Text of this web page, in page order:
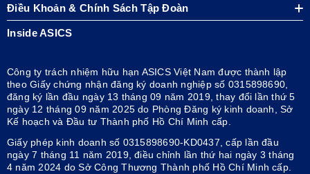
Điều Khoản & Chính Sách Tập Đoàn
Inside ASICS
Công ty trách nhiệm hữu hạn ASICS Việt Nam được thành lập
theo Giấy chứng nhận đăng ký doanh nghiệp số 0315898690,
đăng ký lần đầu ngày 13 tháng 09 năm 2019, thay đổi lần thứ 5
ngày 12 tháng 09 năm 2025 do Phòng Đăng ký kinh doanh, Sở
Kế hoạch và Đầu tư Thành phố Hồ Chí Minh cấp.
Giấy phép kinh doanh số 0315898690-KD0437, cấp lần đầu
ngày 7 tháng 11 năm 2019, điều chỉnh lần thứ hai ngày 3 tháng
4 năm 2024 do Sở Công Thương Thành phố Hồ Chí Minh cấp.